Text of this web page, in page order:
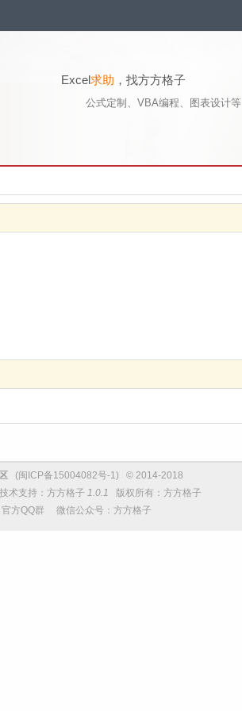
Excel求助 ，找方方格子
公式定制、VBA编程、图表设计等
(闽ICP备15004082号-1) © 2014-2018
术支持： 方方格子 1.0.1 版权所有：方方格子
官方QQ群 微信公众号：方方格子